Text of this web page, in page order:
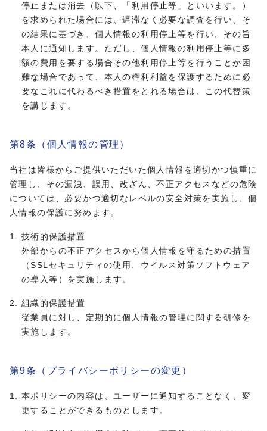
停止または消去（以下、「利用停止等」といいます。）
を求められた場合には、遅滞なく必要な調査を行い、そ
の結果に基づき、個人情報の利用停止等を行い、その旨
本人に通知します。ただし、個人情報の利用停止等に多
額の費用を要する場合その他利用停止等を行うことが困
難な場合であって、本人の権利利益を保護するために必
要なこれに代わるべき措置をとれる場合は、この代替策
を講じます。
第8条（個人情報の管理）
当社は皆様からご提供いただいた個人情報を適切かつ慎重に
管理し、その漏洩、誤用、改ざん、不正アクセスなどの危険
については、必要かつ適切なレベルの安全対策を実施し、個
人情報の保護に努めます。
技術的保護措置
外部からの不正アクセスから個人情報を守るための措置
（SSLセキュリティの使用、ウイルス対策ソフトウェア
の導入等）を実施します。
組織的保護措置
従業員に対し、定期的に個人情報の管理に関する研修を
実施します。
第9条（プライバシーポリシーの変更）
本ポリシーの内容は、ユーザーに通知することなく、変
更することができるものとします。